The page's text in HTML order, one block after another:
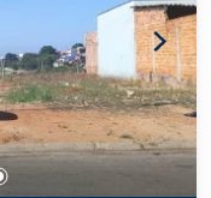
novas, boa
com
de valorização.
de